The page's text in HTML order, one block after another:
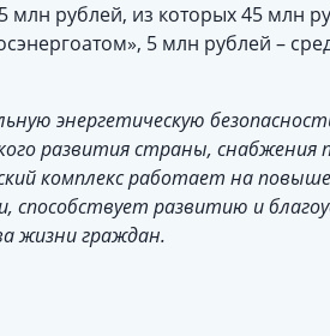
рублей, из которых 45 млн
5 млн рублей –
энергетическую
развития страны,
комплекс работает на
способствует развитию и
жизни граждан.